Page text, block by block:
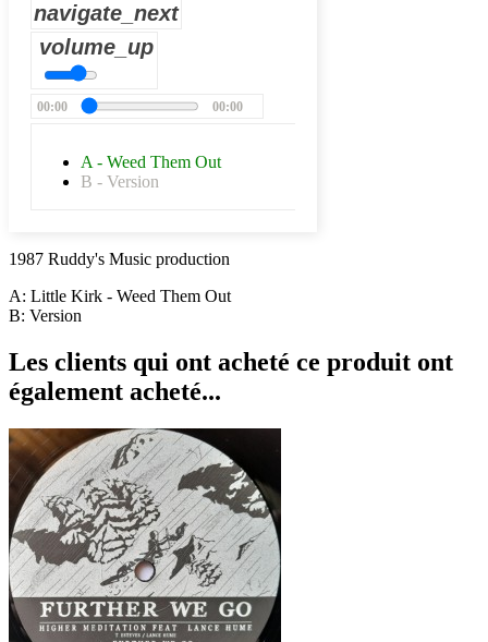
navigate_next
volume_up
00:00 00:00
A - Weed Them Out
B - Version
1987 Ruddy's Music production
A: Little Kirk - Weed Them Out
B: Version
Les clients qui ont acheté ce produit ont
également acheté...